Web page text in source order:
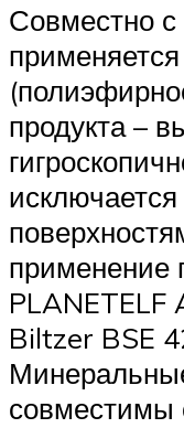
Совместно
продукта –
применение
PLANETELF
Biltzer BSE
совместимы